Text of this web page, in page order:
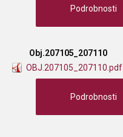
Podrobnosti
Obj.207105_207110
OBJ.207105_207110.pdf
Podrobnosti